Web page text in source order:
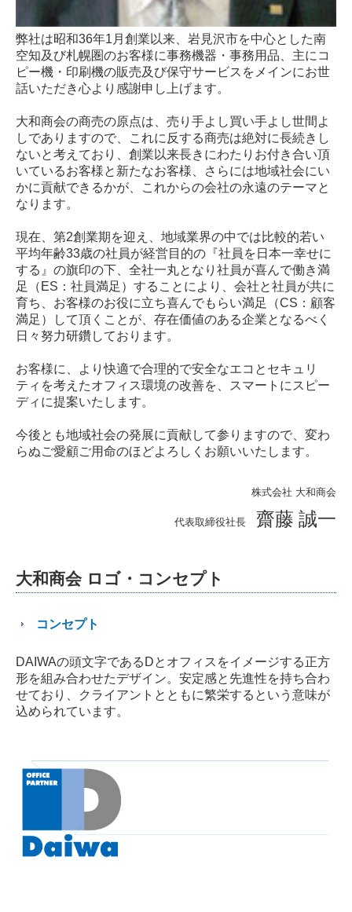
お客様の声
お問合せ
メーカーリンク
Q & A
だいわのわだい
個人情報の管理について
イベント情報
弊社は昭和36年1月創業以来、岩見沢市を中心とした南
空知及び札幌圏のお客様に事務機器・事務用品、主にコ
ピー機・印刷機の販売及び保守サービスをメインにお世
話いただき心より感謝申し上げます。
大和商会の商売の原点は、売り手よし買い手よし世間よ
しでありますので、これに反する商売は絶対に長続きし
ないと考えており、創業以来長きにわたりお付き合い頂
いているお客様と新たなお客様、さらには地域社会にい
かに貢献できるかが、これからの会社の永遠のテーマと
なります。
現在、第2創業期を迎え、地域業界の中では比較的若い
平均年齢33歳の社員が経営目的の『社員を日本一幸せに
する』の旗印の下、全社一丸となり社員が喜んで働き満
足（ES：社員満足）することにより、会社と社員が共に
育ち、お客様のお役に立ち喜んでもらい満足（CS：顧客
満足）して頂くことが、存在価値のある企業となるべく
日々努力研鑽しております。
お客様に、より快適で合理的で安全なエコとセキュリ
ティを考えたオフィス環境の改善を、スマートにスピー
ディに提案いたします。
今後とも地域社会の発展に貢献して参りますので、変わ
らぬご愛顧ご用命のほどよろしくお願いいたします。
株式会社 大和商会
代表取締役社長 齋藤 誠一
大和商会 ロゴ・コンセプト
コンセプト
DAIWAの頭文字であるDとオフィスをイメージする正方
形を組み合わせたデザイン。安定感と先進性を持ち合わ
せており、クライアントとともに繁栄するという意味が
込められています。